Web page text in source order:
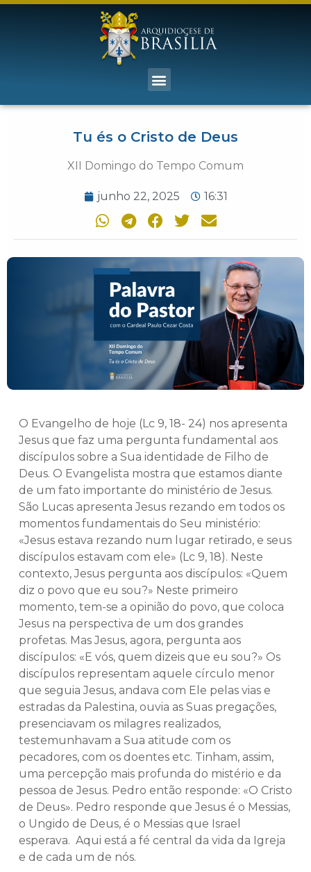
Tu és o Cristo de Deus
XII Domingo do Tempo Comum
junho 22, 2025 16:31
O Evangelho de hoje (Lc 9, 18- 24) nos apresenta
Jesus que faz uma pergunta fundamental aos
discípulos sobre a Sua identidade de Filho de
Deus. O Evangelista mostra que estamos diante
de um fato importante do ministério de Jesus.
São Lucas apresenta Jesus rezando em todos os
momentos fundamentais do Seu ministério:
«Jesus estava rezando num lugar retirado, e seus
discípulos estavam com ele» (Lc 9, 18). Neste
contexto, Jesus pergunta aos discípulos: «Quem
diz o povo que eu sou?» Neste primeiro
momento, tem-se a opinião do povo, que coloca
Jesus na perspectiva de um dos grandes
profetas. Mas Jesus, agora, pergunta aos
discípulos: «E vós, quem dizeis que eu sou?» Os
discípulos representam aquele círculo menor
que seguia Jesus, andava com Ele pelas vias e
estradas da Palestina, ouvia as Suas pregações,
presenciavam os milagres realizados,
testemunhavam a Sua atitude com os
pecadores, com os doentes etc. Tinham, assim,
uma percepção mais profunda do mistério e da
pessoa de Jesus. Pedro então responde: «O Cristo
de Deus». Pedro responde que Jesus é o Messias,
o Ungido de Deus, é o Messias que Israel
esperava. Aqui está a fé central da vida da Igreja
e de cada um de nós.